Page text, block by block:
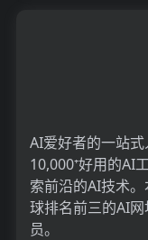
AI爱好者的一站
10,000⁺好用的AI
索前沿的AI技术
球排名前三的AI
员。